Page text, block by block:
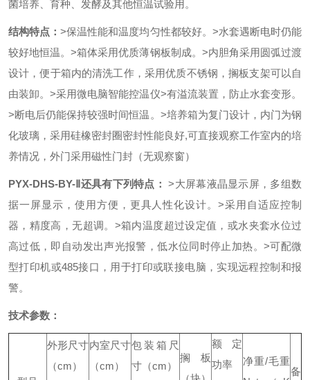
菌培养、育种、发酵及其他恒温试验用。
结构特点：>保温性能和温度均匀性都较好。 >水套遇断电时仍能
较好地恒温。>箱体采用优质薄钢板制成。 >内胆角采用圆弧过渡
设计，便于箱内的清洗工作，采用优质不锈钢，搁板支架可以自
由装卸。>采用微电脑智能控温仪>有溢流装置，防止水套变形。
>断电后仍能保持较强时间恒温。 >培养箱为复门设计，内门为钢
化玻璃，采用硅橡密封圈密封性能良好,可直接观察工作室内的培
养情况，外门采用磁性门封（无观察窗）
PYX-DHS-BY-Ⅱ还具有下列特点：>大屏幕液晶显示屏，多组数
据一屏显示，使用方便，更具人性化设计。>采用自适应控制
器，精度高，无超调。 >箱内温度超过设定值，或水夹套水位过
高过低，即自动发出声光报警，低水位同时停止加热。 >可配微
型打印机或485接口，用于打印或联接电脑，实现远程控制和报
警。
技术参数：
外形尺寸
（cm）
内室尺寸
（cm）
包装箱尺
寸（cm）
搁板
额定
功率
净重/毛重
备